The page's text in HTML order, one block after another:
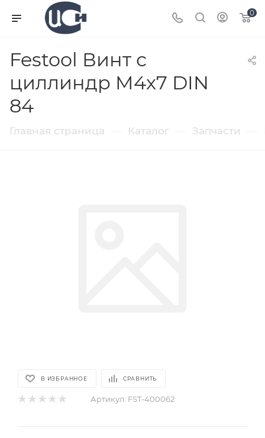
0
Festool Винт с
циллиндр M4x7 DIN
84
Главная страница Каталог Запчасти
В ИЗБРАННОЕ СРАВНИТЬ
Артикул: FST-400062